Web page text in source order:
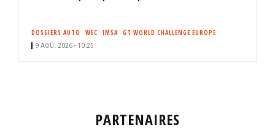
DOSSIERS AUTO WEC IMSA GT WORLD CHALLENGE EUROPE
9 AOÛ. 2026 • 10:25
PARTENAIRES